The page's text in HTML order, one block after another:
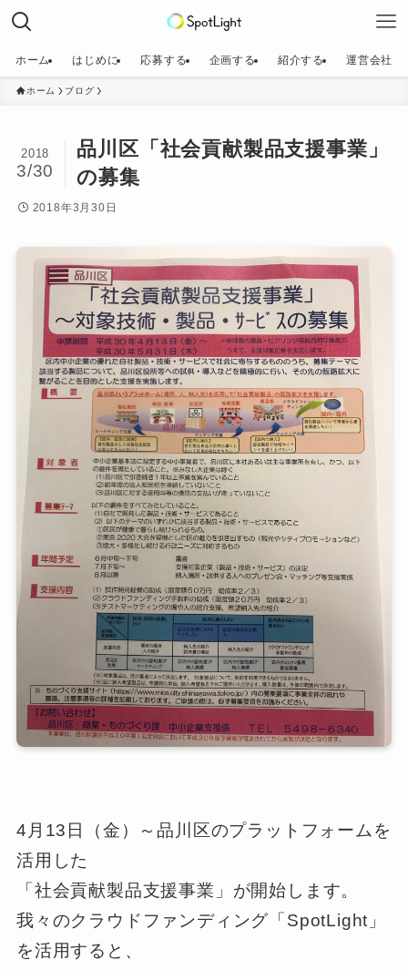
ホーム はじめに 応募する 企画する 紹介する 運営会社
ホーム ブログ
品川区「社会貢献製品支援事業」
の募集
2018
3/30
2018年3月30日
4月13日（金）～品川区のプラットフォームを
活用した
「社会貢献製品支援事業」が開始します。
我々のクラウドファンディング「SpotLight」
を活用すると、